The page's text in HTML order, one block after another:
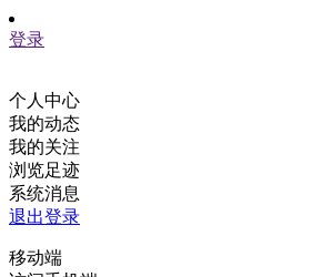
登录
个人中心
我的动态
我的关注
浏览足迹
系统消息
退出登录
移动端